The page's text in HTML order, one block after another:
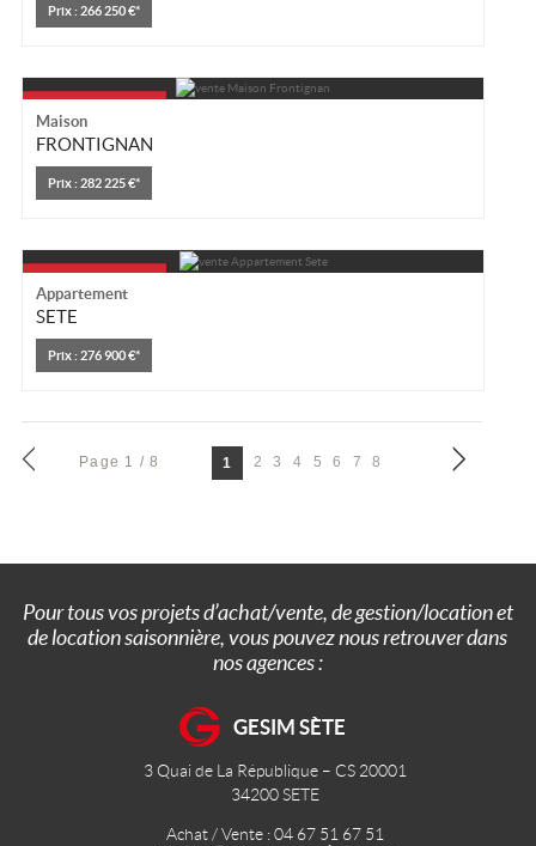
Prix : 266 250 €*
Maison
FRONTIGNAN
Prix : 282 225 €*
Appartement
SETE
Prix : 276 900 €*
Page 1 / 8 1 2 3 4 5 6 7 8
Pour tous vos projets d’achat/vente, de gestion/location et
de location saisonnière, vous pouvez nous retrouver dans
nos agences :
GESIM SÈTE
3 Quai de La République – CS 20001
34200SETE
Achat / Vente : 04 67 51 67 51